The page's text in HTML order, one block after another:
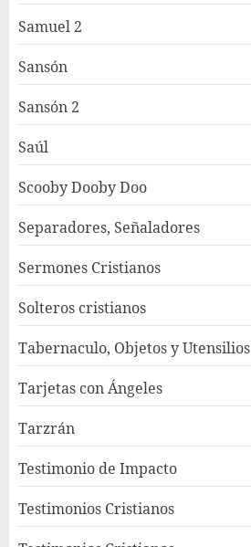
Samuel 2
Sansón
Sansón 2
Saúl
Scooby Dooby Doo
Separadores, Señaladores
Sermones Cristianos
Solteros cristianos
Tabernaculo, Objetos y Utensilios
Tarjetas con Ángeles
Tarzrán
Testimonio de Impacto
Testimonios Cristianos